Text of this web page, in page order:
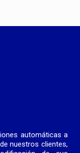
automáticas a
nuestros clientes,